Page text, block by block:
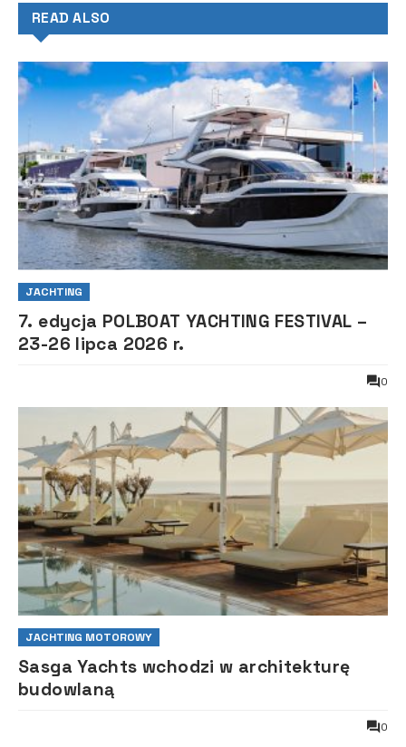
READ ALSO
JACHTING
7. edycja POLBOAT YACHTING FESTIVAL –
23-26 lipca 2026 r.
0
JACHTING MOTOROWY
Sasga Yachts wchodzi w architekturę
budowlaną
0